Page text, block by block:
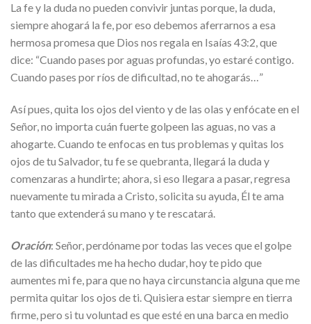
La fe y la duda no pueden convivir juntas porque, la duda,
siempre ahogará la fe, por eso debemos aferrarnos a esa
hermosa promesa que Dios nos regala en Isaías 43:2, que
dice: “Cuando pases por aguas profundas, yo estaré contigo.
Cuando pases por ríos de dificultad, no te ahogarás…”
Así pues, quita los ojos del viento y de las olas y enfócate en el
Señor, no importa cuán fuerte golpeen las aguas, no vas a
ahogarte. Cuando te enfocas en tus problemas y quitas los
ojos de tu Salvador, tu fe se quebranta, llegará la duda y
comenzaras a hundirte; ahora, si eso llegara a pasar, regresa
nuevamente tu mirada a Cristo, solicita su ayuda, Él te ama
tanto que extenderá su mano y te rescatará.
Oración: Señor, perdóname por todas las veces que el golpe
de las dificultades me ha hecho dudar, hoy te pido que
aumentes mi fe, para que no haya circunstancia alguna que me
permita quitar los ojos de ti. Quisiera estar siempre en tierra
firme, pero si tu voluntad es que esté en una barca en medio